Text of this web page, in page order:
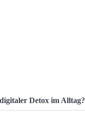
Detox im Alltag?